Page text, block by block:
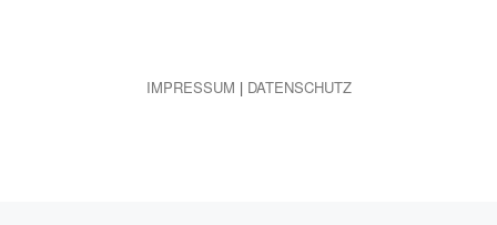
IMPRESSUM | DATENSCHUTZ